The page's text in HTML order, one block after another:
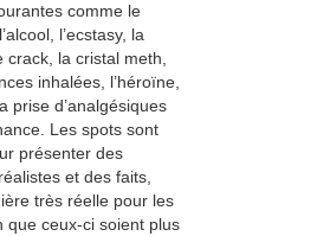
comme le
l’ecstasy, la
crack, la cristal meth,
inhalées, l’héroïne,
prise d’analgésiques
Les spots sont
présenter des
et des faits,
très réelle pour les
que ceux-ci soient plus